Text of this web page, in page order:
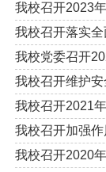
我校召开2023
我校召开落实
我校党委召开
我校召开维护
我校召开2021